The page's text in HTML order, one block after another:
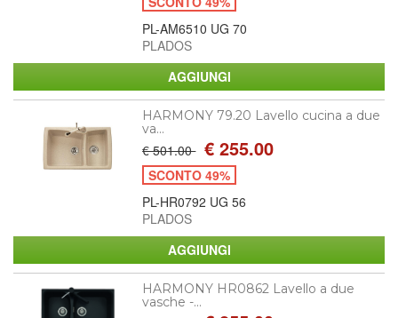
PL-AM6510 UG 70
PLADOS
HARMONY 79.20 Lavello cucina a due
va...
€ 501.00 € 255.00
SCONTO 49%
PL-HR0792 UG 56
PLADOS
HARMONY HR0862 Lavello a due
vasche -...